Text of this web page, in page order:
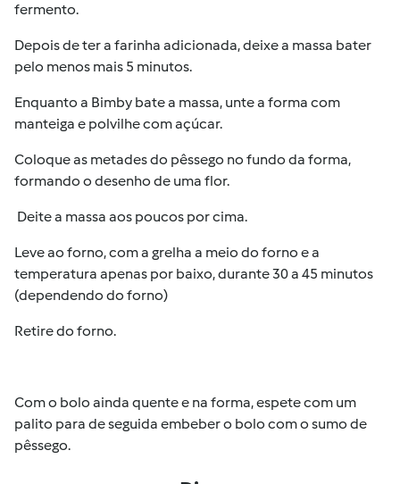
fermento.
Depois de ter a farinha adicionada, deixe a massa bater
pelo menos mais 5 minutos.
Enquanto a Bimby bate a massa, unte a forma com
manteiga e polvilhe com açúcar.
Coloque as metades do pêssego no fundo da forma,
formando o desenho de uma flor.
Deite a massa aos poucos por cima.
Leve ao forno, com a grelha a meio do forno e a
temperatura apenas por baixo, durante 30 a 45 minutos
(dependendo do forno)
Retire do forno.
Com o bolo ainda quente e na forma, espete com um
palito para de seguida embeber o bolo com o sumo de
pêssego.